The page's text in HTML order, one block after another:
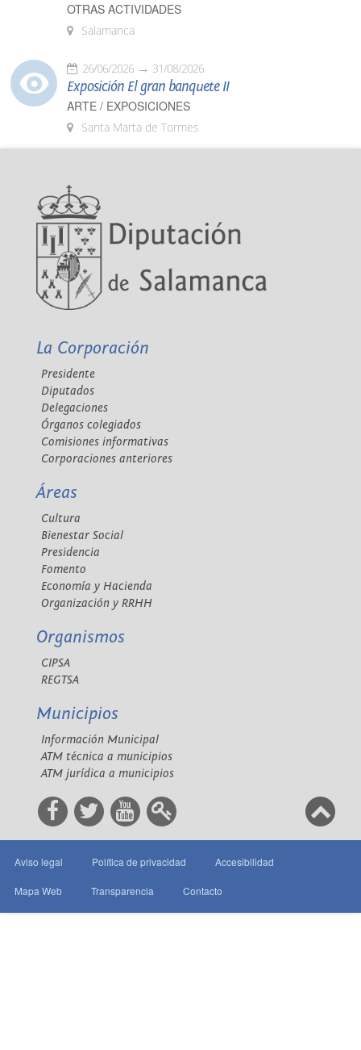
OTRAS ACTIVIDADES
Salamanca
26/06/2026 31/08/2026
Exposición El gran banquete II
ARTE / EXPOSICIONES
Santa Marta de Tormes
La Corporación
Presidente
Diputados
Delegaciones
Órganos colegiados
Comisiones informativas
Corporaciones anteriores
Áreas
Cultura
Bienestar Social
Presidencia
Fomento
Economía y Hacienda
Organización y RRHH
Organismos
CIPSA
REGTSA
Municipios
Información Municipal
ATM técnica a municipios
ATM jurídica a municipios
Aviso legal Política de privacidad Accesibilidad
Mapa Web Transparencia Contacto